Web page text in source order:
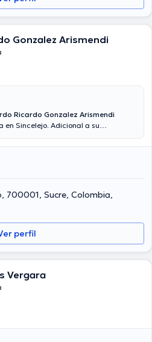
Gonzalez Arismendi
Ricardo Gonzalez Arismendi
en Sincelejo. Adicional a su
tiene varios años de experiencia
médicas. Edgardo Ricardo
en incontables conferencias con
continua en su temática de
numerosos comunicados. Para
Español en su consultorio.
700001, Sucre, Colombia,
perfil
Vergara